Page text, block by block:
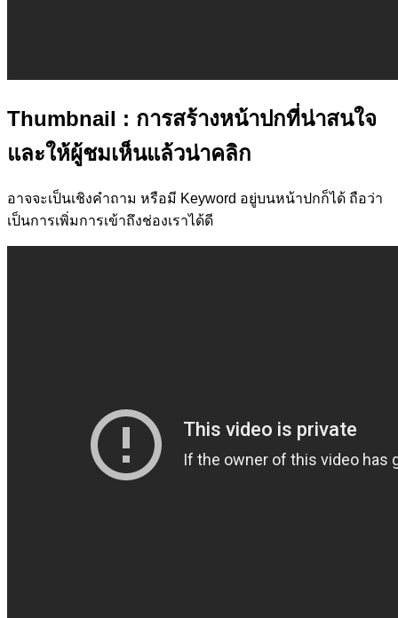
Thumbnail : การสร้างหน้าปกที่น่าสนใจ
และให้ผู้ชมเห็นแล้วน่าคลิก
อาจจะเป็นเชิงคำถาม หรือมี Keyword อยู่บนหน้าปกก็ได้ ถือว่า
เป็นการเพิ่มการเข้าถึงช่องเราได้ดี